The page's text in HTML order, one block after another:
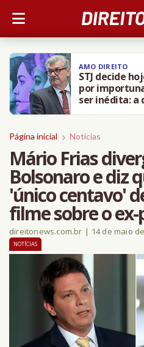
AMO DIREITO
STJ decide
por
ser inédita: a
Página inicial Notícias
Mário Frias
Bolsonaro e diz
'único centavo'
filme sobre o
direitonews.com.br | 14 de maio
NOTÍCIAS